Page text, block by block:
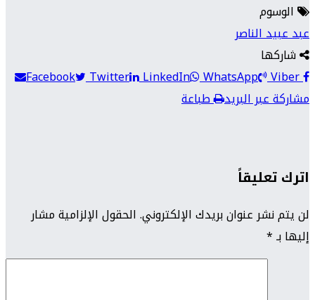
الوسوم
عبد عبيد الناصر
شاركها
Facebook
Twitter LinkedIn WhatsApp Viber
مشاركة عبر البريد
طباعة
اترك تعليقاً
لن يتم نشر عنوان بريدك الإلكتروني.الحقول الإلزامية مشار
إليها بـ*